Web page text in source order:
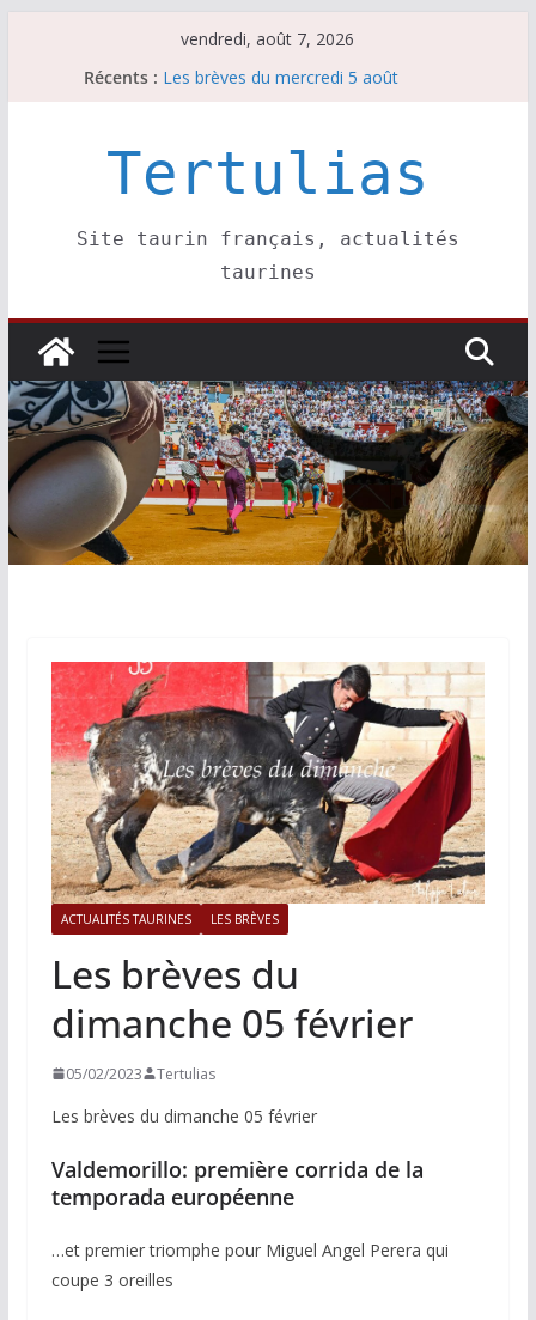
vendredi, août 7, 2026
Récents : Les brèves du mercredi 5 août
Escalafón 2026 – novilleros –
Tertulias
Site taurin français, actualités
taurines
ACTUALITÉS TAURINES LES BRÈVES
Les brèves du
dimanche 05 février
05/02/2023 Tertulias
Les brèves du dimanche 05 février
Valdemorillo: première corrida de la
temporada européenne
…et premier triomphe pour Miguel Angel Perera qui
coupe 3 oreilles